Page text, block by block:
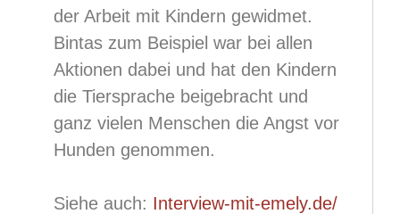
der Arbeit mit Kindern gewidmet.
Bintas zum Beispiel war bei allen
Aktionen dabei und hat den Kindern
die Tiersprache beigebracht und
ganz vielen Menschen die Angst vor
Hunden genommen.
Siehe auch: Interview-mit-emely.de/